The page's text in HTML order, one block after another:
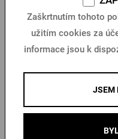
Pánské triko Pilsner
Skladem > 10 ks
Zaškrtnutím tohoto
užitím cookies za
informace jsou k
JSEM